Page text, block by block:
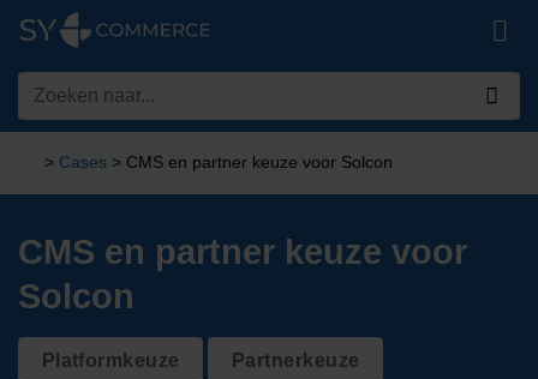
naar
inhoud
Zoeken
> Cases > CMS en partner keuze voor Solcon
CMS en partner keuze voor
Solcon
Platformkeuze Partnerkeuze